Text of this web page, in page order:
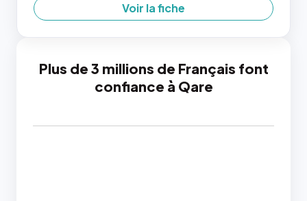
Voir la fiche
Plus de 3 millions de Français font
confiance à Qare